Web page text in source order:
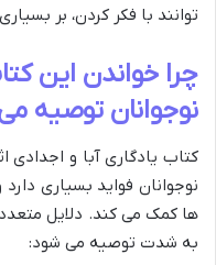
توانند با فکر کردن، بر
چرا خواندن این
نوجوانان توصیه
کتاب یادگاری آبا و
نوجوانان فواید بسیاری
ها کمک می کند. دلایل
به شدت توصیه می شود: